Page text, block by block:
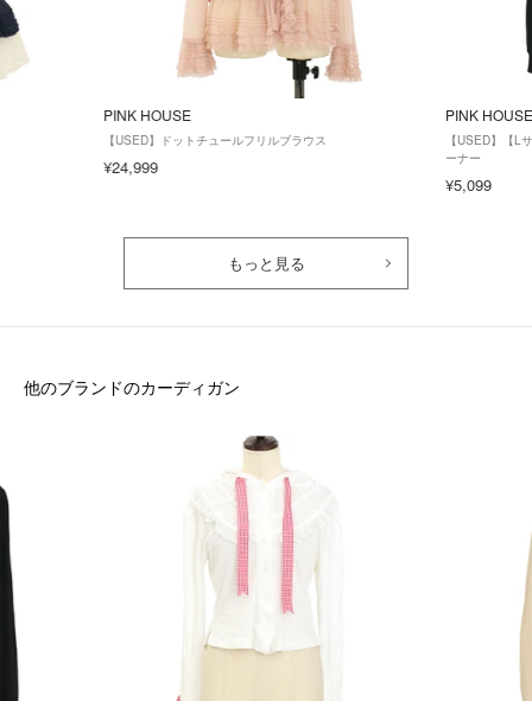
PINK HOUSE
【USED】ドットチュールフリルブラウス
¥24,999
PINK
【USED】【L
ーナー
¥5,099
もっと見る
他のブランドのカーディガン